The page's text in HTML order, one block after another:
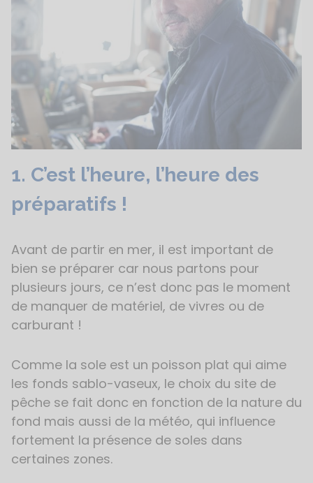
1. C’est l’heure, l’heure des
préparatifs !
Avant de partir en mer, il est important de
bien se préparer car nous partons pour
plusieurs jours, ce n’est donc pas le moment
de manquer de matériel, de vivres ou de
carburant !
Comme la sole est un poisson plat qui aime
les fonds sablo-vaseux, le choix du site de
pêche se fait donc en fonction de la nature du
fond mais aussi de la météo, qui influence
fortement la présence de soles dans
certaines zones.